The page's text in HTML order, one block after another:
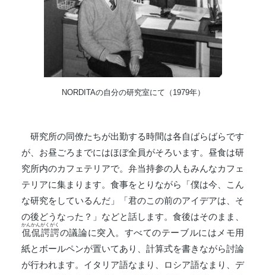
NORDITAの自分の研究室にて（1979年）
研究所の同僚たちが出勤する時間は各自ばらばらです
が、お昼ごろまでにはほぼ全員がそろいます。昼食は研
究所内のカフェテリアで。弁当持参の人もみんなカフェ
テリアに集まります。食事をとりながら「僕は今、こん
な研究をしているんだ」「君のこの前のアイデアは、そ
の後どうなった？」などと話します。食後はそのまま、
侃侃諤諤
かんかんがくがく
の議論に突入。すべてのテーブルにはメモ用
紙とボールペンが置いてあり、計算式を書きながら討論
が行われます。イタリア語なまり、ロシア語なまり、デ